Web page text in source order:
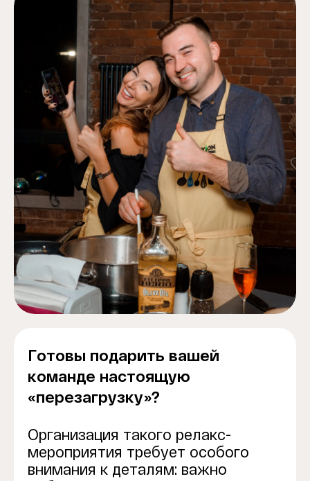
Готовы подарить вашей
команде настоящую
«перезагрузку»?
Организация такого релакс-
мероприятия требует особого
внимания к деталям: важно